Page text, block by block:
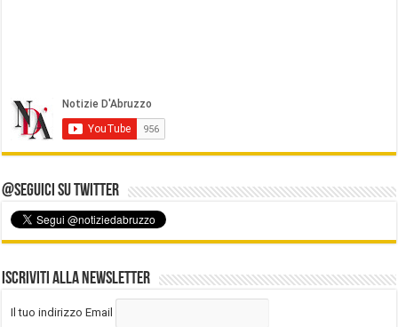
@Seguici su Twitter
Iscriviti alla Newsletter
Il tuo indirizzo Email